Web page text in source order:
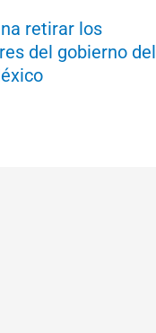
retirar los
del gobierno del